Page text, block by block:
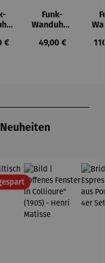
|
Preis:
€
Funk-
Wanduhr |
Regulärer Preis:
49,00 €
Rabatt